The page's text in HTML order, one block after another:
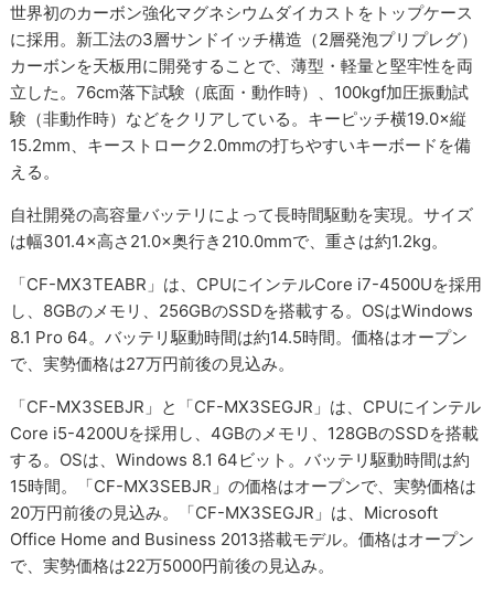
世界初のカーボン強化マグネシウムダイカストをトップケース
に採用。新工法の3層サンドイッチ構造（2層発泡プリプレグ）
カーボンを天板用に開発することで、薄型・軽量と堅牢性を両
立した。76cm落下試験（底面・動作時）、100kgf加圧振動試
験（非動作時）などをクリアしている。キーピッチ横19.0×縦
15.2mm、キーストローク2.0mmの打ちやすいキーボードを備
える。
自社開発の高容量バッテリによって長時間駆動を実現。サイズ
は幅301.4×高さ21.0×奥行き210.0mmで、重さは約1.2kg。
「CF-MX3TEABR」は、CPUにインテルCore i7-4500Uを採用
し、8GBのメモリ、256GBのSSDを搭載する。OSはWindows
8.1 Pro 64。バッテリ駆動時間は約14.5時間。価格はオープン
で、実勢価格は27万円前後の見込み。
「CF-MX3SEBJR」と「CF-MX3SEGJR」は、CPUにインテル
Core i5-4200Uを採用し、4GBのメモリ、128GBのSSDを搭載
する。OSは、Windows 8.1 64ビット。バッテリ駆動時間は約
15時間。「CF-MX3SEBJR」の価格はオープンで、実勢価格は
20万円前後の見込み。「CF-MX3SEGJR」は、Microsoft
Office Home and Business 2013搭載モデル。価格はオープン
で、実勢価格は22万5000円前後の見込み。